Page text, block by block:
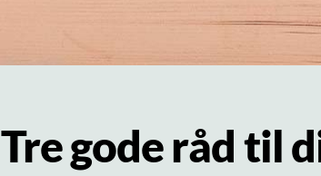
Tre gode råd til